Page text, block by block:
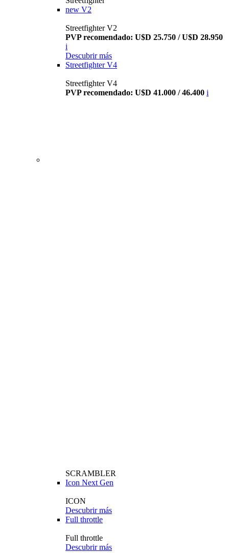
new V2
Streetfighter V2
PVP recomendado: U$D 25.750 / U$D 28.950
i
Descubrir más
Streetfighter V4
Streetfighter V4
PVP recomendado: U$D 41.000 / 46.400 i
SCRAMBLER
Icon Next Gen
ICON
Descubrir más
Full throttle
Full throttle
Descubrir más